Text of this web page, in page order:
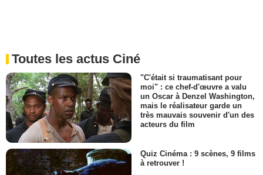
Toutes les actus Ciné
"C'était si traumatisant pour
moi" : ce chef-d'œuvre a valu
un Oscar à Denzel Washington,
mais le réalisateur garde un
très mauvais souvenir d'un des
acteurs du film
Quiz Cinéma : 9 scènes, 9 films
à retrouver !